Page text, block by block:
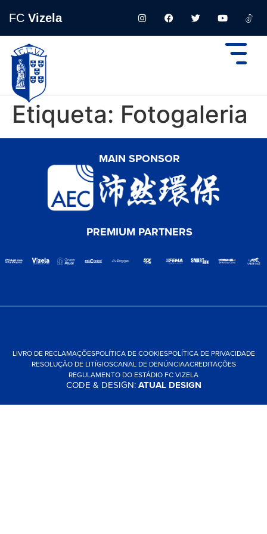
FC Vizela
Etiqueta: Fotogaleria
MAIN SPONSOR
PREMIUM PARTNERS
LIVRO DE RECLAMAÇÕESPOLÍTICA DE COOKIESPOLÍTICA DE PRIVACIDADE
RESOLUÇÃO DE LITÍGIOSCANAL DE DENÚNCIAACREDITAÇÕES
REGULAMENTO DO ESTÁDIO FC VIZELA
CODE & DESIGN:ATUAL DESIGN